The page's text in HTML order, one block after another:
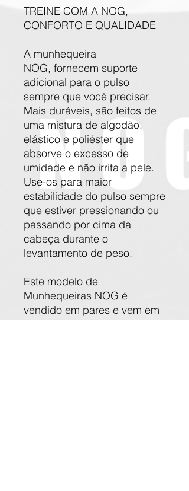
TREINE COM A NOG,
CONFORTO E QUALIDADE
A munhequeira
NOG, fornecem suporte
adicional para o pulso
sempre que você precisar.
Mais duráveis, são feitos de
uma mistura de algodão,
elástico e poliéster que
absorve o excesso de
umidade e não irrita a pele.
Use-os para maior
estabilidade do pulso sempre
que estiver pressionando ou
passando por cima da
cabeça durante o
levantamento de peso.
Este modelo de
Munhequeiras NOG é
vendido em pares e vem em